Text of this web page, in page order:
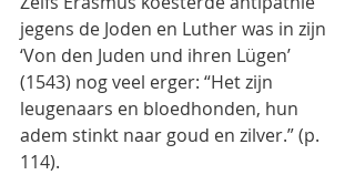
jegens de Joden en Luther was in zijn
‘Von den Juden und ihren Lügen’
(1543) nog veel erger: “Het zijn
leugenaars en bloedhonden, hun
adem stinkt naar goud en zilver.” (p.
114).